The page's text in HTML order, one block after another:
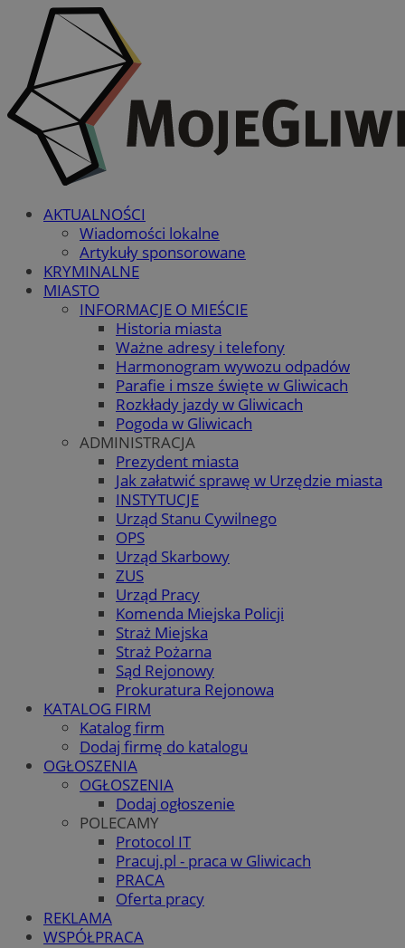
AKTUALNOŚCI
Wiadomości lokalne
Artykuły sponsorowane
KRYMINALNE
MIASTO
INFORMACJE O MIEŚCIE
Historia miasta
Ważne adresy i telefony
Harmonogram wywozu odpadów
Parafie i msze święte w Gliwicach
Rozkłady jazdy w Gliwicach
Pogoda w Gliwicach
ADMINISTRACJA
Prezydent miasta
Jak załatwić sprawę w Urzędzie miasta
INSTYTUCJE
Urząd Stanu Cywilnego
OPS
Urząd Skarbowy
ZUS
Urząd Pracy
Komenda Miejska Policji
Straż Miejska
Straż Pożarna
Sąd Rejonowy
Prokuratura Rejonowa
KATALOG FIRM
Katalog firm
Dodaj firmę do katalogu
OGŁOSZENIA
OGŁOSZENIA
Dodaj ogłoszenie
POLECAMY
Protocol IT
Pracuj.pl - praca w Gliwicach
PRACA
Oferta pracy
REKLAMA
WSPÓŁPRACA